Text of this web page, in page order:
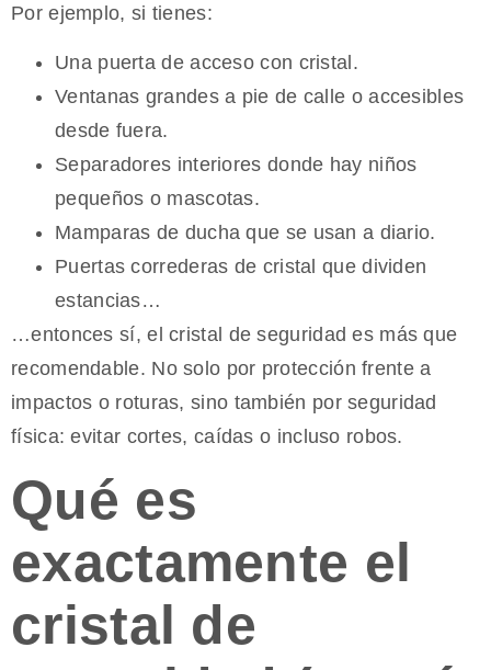
Por ejemplo, si tienes:
Una puerta de acceso con cristal.
Ventanas grandes a pie de calle o accesibles
desde fuera.
Separadores interiores donde hay niños
pequeños o mascotas.
Mamparas de ducha que se usan a diario.
Puertas correderas de cristal que dividen
estancias…
…entonces sí, el cristal de seguridad es más que
recomendable. No solo por protección frente a
impactos o roturas, sino también por seguridad
física: evitar cortes, caídas o incluso robos.
Qué es
exactamente el
cristal de